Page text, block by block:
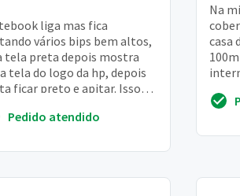
liga mas fica
vários bips bem altos,
tela preta depois mostra
tela do logo da hp, depois
ficar preto e apitar. Isso
Pedido atendido
Na
casa